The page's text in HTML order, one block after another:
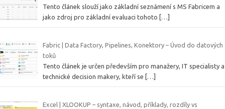
Tento článek slouží jako základní seznámení s MS Fabricem a
jako zdroj pro základní evaluaci tohoto […]
Fabric | Data Factory, Pipelines, Konektory – Úvod do datových
toků
Tento článek je určen především pro manažery, IT specialisty a
technické decision makery, kteří se […]
Excel | XLOOKUP – syntaxe, návod, příklady, rozdíly vs